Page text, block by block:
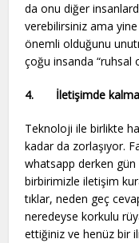
da onu diğer
verebilirsiniz ama
önemli olduğunu
çoğu insanda “ruhsal
4. İletişimde
Teknoloji ile birlikte
kadar da zorlaşıyor.
whatsapp derken
birbirimizle iletişim
tıklar, neden geç
neredeyse korkulu
ettiğiniz ve henüz bir